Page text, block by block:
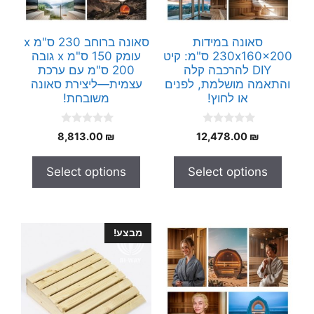
סאונה במידות
230x160x200 ס"מ: קיט
DIY להרכבה קלה
והתאמה מושלמת, לפנים
או לחוץ!
o
o
5
12,478.00 ₪
Select options
סאונה ברוחב 230 ס"מ x
עומק 150 ס"מ x גובה
200 ס"מ עם ערכת
עצמית—ליצירת סאונה
משובחת!
o
o
5
8,813.00 ₪
Select options
מבצע!